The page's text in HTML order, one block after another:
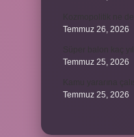
Temmuz 26, 2026
Temmuz 25, 2026
Temmuz 25, 2026